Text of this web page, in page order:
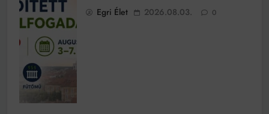
Egri Élet 2026.08.03. 0